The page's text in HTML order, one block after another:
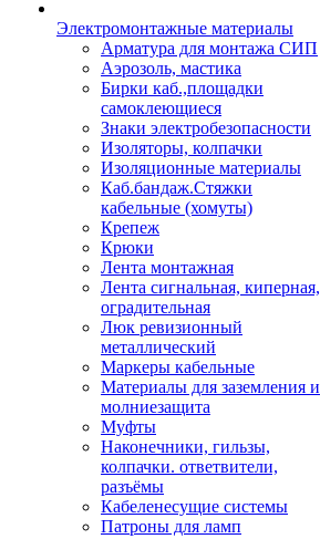
Электромонтажные материалы
Арматура для монтажа СИП
Аэрозоль, мастика
Бирки каб.,площадки
самоклеющиеся
Знаки электробезопасности
Изоляторы, колпачки
Изоляционные материалы
Каб.бандаж.Стяжки
кабельные (хомуты)
Крепеж
Крюки
Лента монтажная
Лента сигнальная, киперная,
оградительная
Люк ревизионный
металлический
Маркеры кабельные
Материалы для заземления и
молниезащита
Муфты
Наконечники, гильзы,
колпачки. ответвители,
разъёмы
Кабеленесущие системы
Патроны для ламп